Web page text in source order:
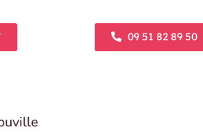
09 51 82 89 50